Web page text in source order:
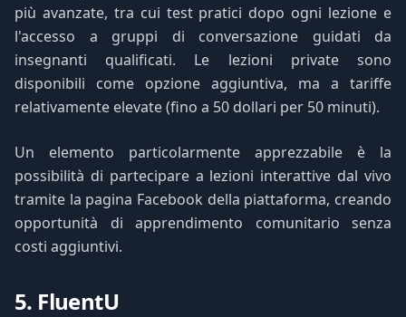
più avanzate, tra cui test pratici dopo ogni lezione e
l'accesso a gruppi di conversazione guidati da
insegnanti qualificati. Le lezioni private sono
disponibili come opzione aggiuntiva, ma a tariffe
relativamente elevate (fino a 50 dollari per 50 minuti).
Un elemento particolarmente apprezzabile è la
possibilità di partecipare a lezioni interattive dal vivo
tramite la pagina Facebook della piattaforma, creando
opportunità di apprendimento comunitario senza
costi aggiuntivi.
5. FluentU